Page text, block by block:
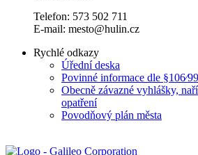
Telefon: 573 502 711
E-mail: mesto@hulin.cz
Rychlé odkazy
Úřední deska
Povinné informace dle
Obecně závazné vyhlášky,
opatření
Povodňový plán města